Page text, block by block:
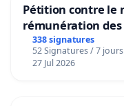
Pétition contre le
rémunération des
granum basé sur
338 signatures
52 Signatures / 7 jours
27 Jul 2026